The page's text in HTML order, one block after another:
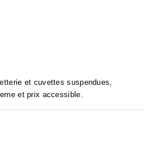
et cuvettes suspendues,
et prix accessible.